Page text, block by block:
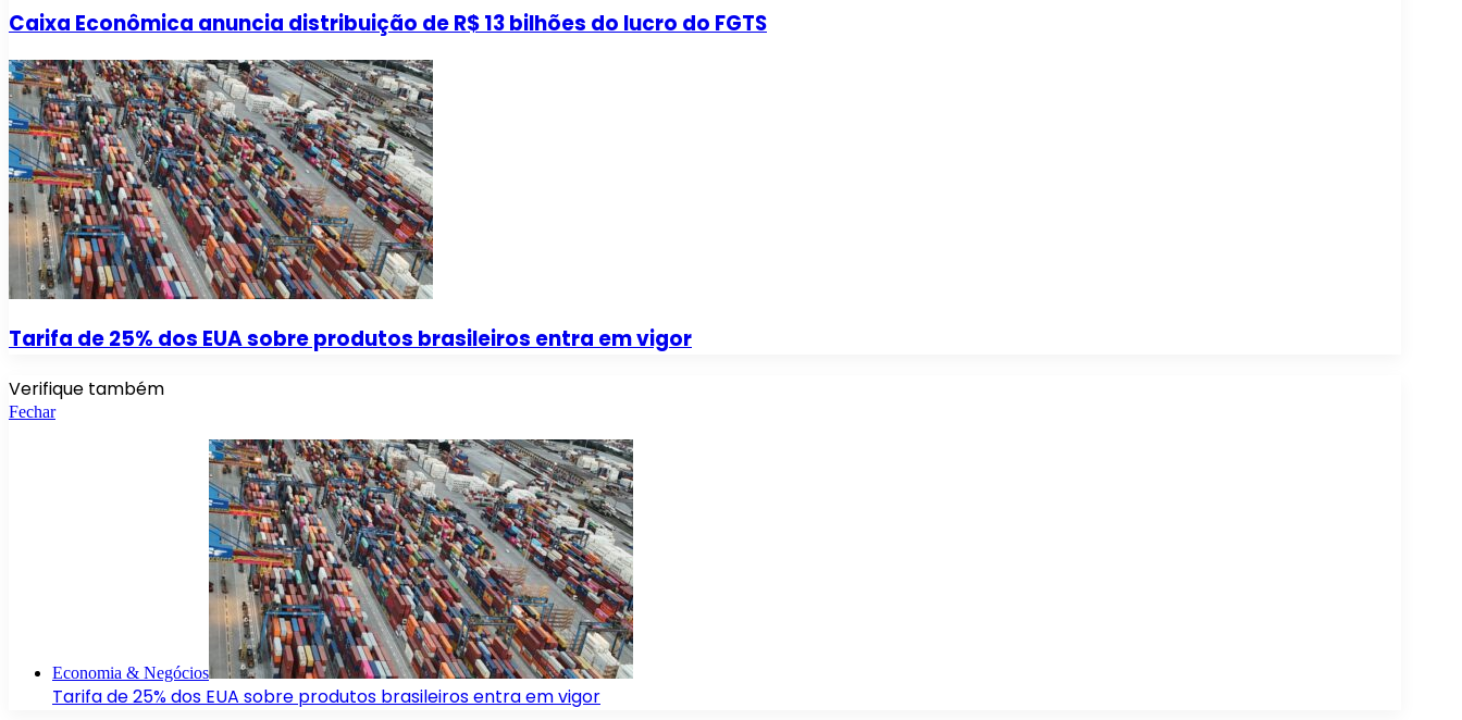
Caixa Econômica anuncia distribuição de R$ 13 bilhões do lucro do FGTS
Tarifa de 25% dos EUA sobre produtos brasileiros entra em vigor
Verifique também
Fechar
Economia & Negócios
Tarifa de 25% dos EUA sobre produtos brasileiros entra em vigor